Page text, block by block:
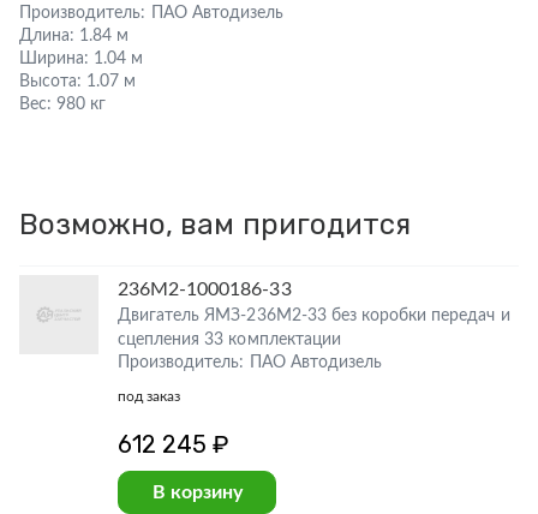
Производитель:
ПАО Автодизель
Длина: 1.84 м
Ширина: 1.04 м
Высота: 1.07 м
Вес: 980 кг
Возможно, вам пригодится
236М2-1000186-33
Двигатель ЯМЗ-236М2-33 без коробки передач и
сцепления 33 комплектации
Производитель: ПАО Автодизель
под заказ
612 245 ₽
В корзину